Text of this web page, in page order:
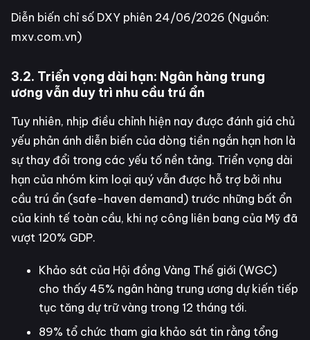
Diễn biến chỉ số DXY phiên 24/06/2026 (Nguồn:
mxv.com.vn)
3.2. Triển vọng dài hạn: Ngân hàng trung
ương vẫn duy trì nhu cầu trú ẩn
Tuy nhiên, nhịp điều chỉnh hiện nay được đánh giá chủ
yếu phản ánh diễn biến của dòng tiền ngắn hạn hơn là
sự thay đổi trong các yếu tố nền tảng. Triển vọng dài
hạn của nhóm kim loại quý vẫn được hỗ trợ bởi nhu
cầu trú ẩn (safe-haven demand) trước những bất ổn
của kinh tế toàn cầu, khi nợ công liên bang của Mỹ đã
vượt 120% GDP.
Khảo sát của Hội đồng Vàng Thế giới (WGC)
cho thấy 45% ngân hàng trung ương dự kiến tiếp
tục tăng dự trữ vàng trong 12 tháng tới.
89% tổ chức tham gia khảo sát tin rằng tổng